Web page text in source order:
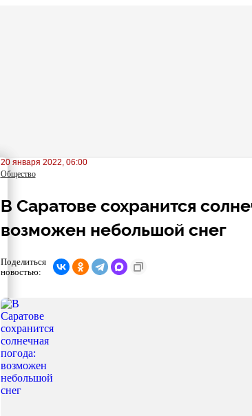
20 января 2022, 06:00
Общество
В Саратове сохранится
возможен небольшой снег
Поделиться
новостью: